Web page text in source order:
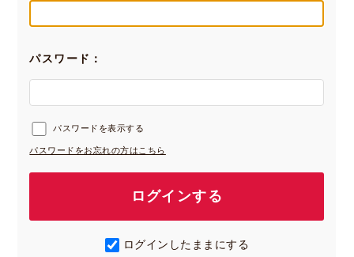
パスワード：
パスワードを表示する
パスワードをお忘れの方はこちら
ログインしたままにする